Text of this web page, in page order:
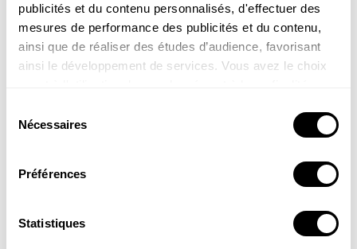
publicités et du contenu personnalisés, d'effectuer des
mesures de performance des publicités et du contenu,
ainsi que de réaliser des études d’audience, favorisant
ainsi le développement de services. Vous avez le choix
tout moment en consultant la Déclaration relative aux
cookies ou en cliquant sur l'icône de confidentialité.
Si vous le permettez, nous aimerions également :
géographique qui peuvent être précises à plusieurs
Nécessaires
Préférences
Statistiques
Frida, 8 ans
Salut Sam. Je me demandais en marchant dans mon
jardin : pourquoi la plupart des plantes sont vertes ?
Merci !